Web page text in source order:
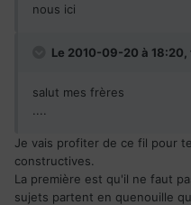
nous ici
Le 2010-09-20 à
salut mes frères
Je vais profiter de ce fil pour
constructives.
La première est qu'il ne faut
sujets partent en quenouille